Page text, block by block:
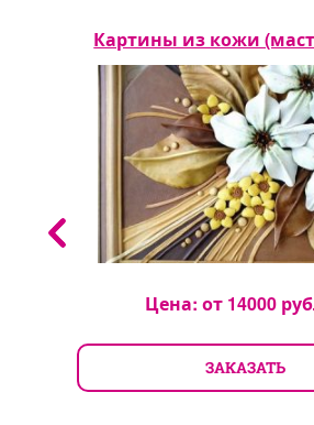
Картины из кожи
Цена: от 14000
ЗАКАЗАТЬ